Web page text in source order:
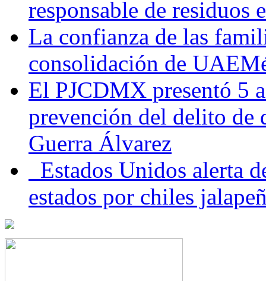
responsable de residuos
La confianza de las
consolidación de
El PJCDMX presentó 5
prevención del delito de
Guerra Álvarez
Estados Unidos alerta
estados por chiles